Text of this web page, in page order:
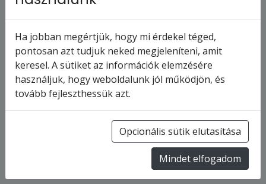
Ha jobban megértjük, hogy mi érdekel téged,
pontosan azt tudjuk neked megjeleníteni, amit
keresel. A sütiket az információk elemzésére
használjuk, hogy weboldalunk jól működjön, és
tovább fejleszthessük azt.
Opcionális sütik elutasítása
Mindet elfogadom